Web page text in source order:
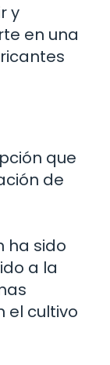
y
en una
que
de
ha sido
a la
el cultivo